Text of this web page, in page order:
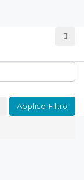
Applica Filtro